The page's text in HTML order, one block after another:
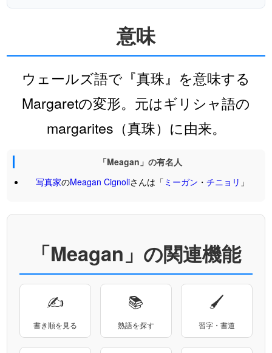
意味
ウェールズ語で『真珠』を意味する
Margaretの変形。元はギリシャ語の
margarites（真珠）に由来。
「Meagan」の有名人
写真家のMeagan Cignoliさんは「 ミーガン ・ チニョリ 」
「Meagan」の関連機能
✍
書き順を見る
📚
熟語を探す
🖌
習字・書道